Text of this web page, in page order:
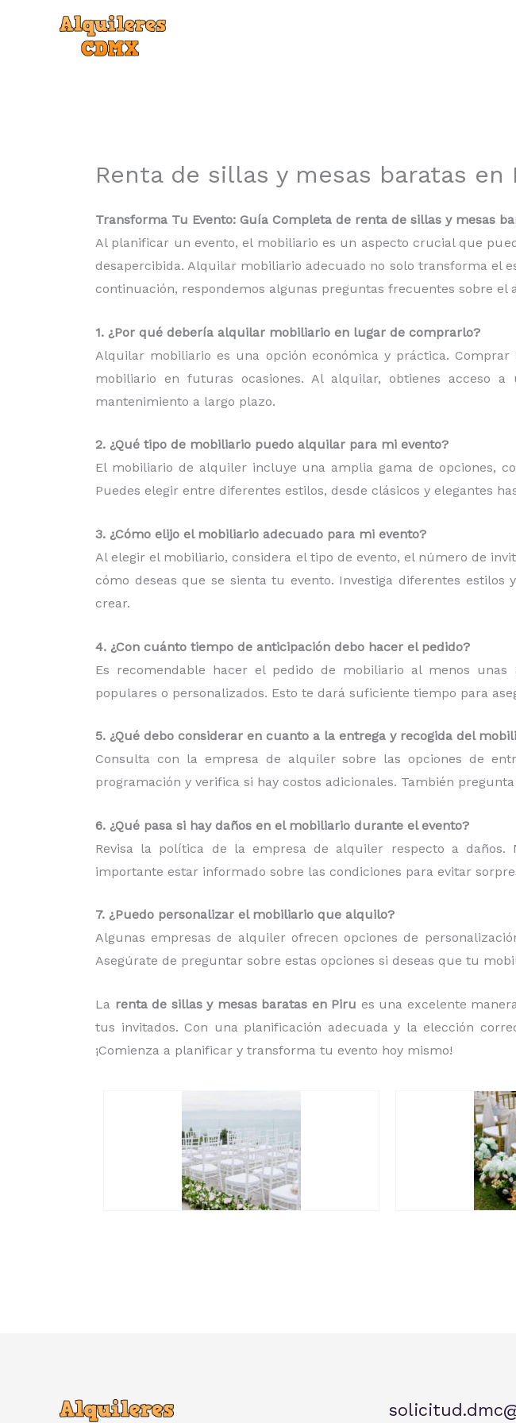
Renta de sillas y mesas baratas en
Transforma Tu Evento: Guía Completa de renta de sillas y mesas
Al planificar un evento, el mobiliario es un aspecto crucial que
desapercibida. Alquilar mobiliario adecuado no solo transforma el
continuación, respondemos algunas preguntas frecuentes sobre el
1. ¿Por qué debería alquilar mobiliario en lugar de comprarlo?
Alquilar mobiliario es una opción económica y práctica.
mobiliario en futuras ocasiones. Al alquilar, obtienes acceso
mantenimiento a largo plazo.
2. ¿Qué tipo de mobiliario puedo alquilar para mi evento?
El mobiliario de alquiler incluye una amplia gama de opciones,
Puedes elegir entre diferentes estilos, desde clásicos y elegantes
3. ¿Cómo elijo el mobiliario adecuado para mi evento?
Al elegir el mobiliario, considera el tipo de evento, el número de
cómo deseas que se sienta tu evento. Investiga diferentes
crear.
4. ¿Con cuánto tiempo de anticipación debo hacer el pedido?
Es recomendable hacer el pedido de mobiliario al menos
populares o personalizados. Esto te dará suficiente tiempo para
5. ¿Qué debo considerar en cuanto a la entrega y recogida del
Consulta con la empresa de alquiler sobre las opciones de
programación y verifica si hay costos adicionales. También
6. ¿Qué pasa si hay daños en el mobiliario durante el evento?
Revisa la política de la empresa de alquiler respecto a
importante estar informado sobre las condiciones para evitar
7. ¿Puedo personalizar el mobiliario que alquilo?
Algunas empresas de alquiler ofrecen opciones de
Asegúrate de preguntar sobre estas opciones si deseas que tu
La renta de sillas y mesas baratas en Piru es una excelente
tus invitados. Con una planificación adecuada y la elección
¡Comienza a planificar y transforma tu evento hoy mismo!